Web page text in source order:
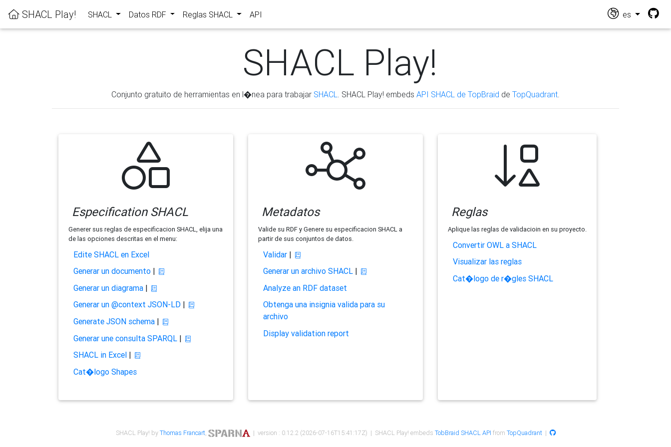
SHACL Play! SHACL Datos RDF Reglas SHACL API es
SHACL Play!
Conjunto gratuito de herramientas en l�nea para trabajar SHACL . SHACL Play! embeds API SHACL de TopBraid de TopQuadrant
Especification SHACL
Generer sus reglas de especificacion SHACL, elija una
de las opciones descritas en el menu:
Edite SHACL en Excel
Generar un documento|
Generar un diagrama|
Generar un @context JSON-LD|
Generate JSON schema|
Generar une consulta SPARQL|
SHACL in Excel|
Cat�logo Shapes
Metadatos
Valide su RDF y Genere su especificacion SHACL a
partir de sus conjuntos de datos.
Validar|
Generar un archivo SHACL|
Analyze an RDF dataset
Obtenga una insignia valida para su
archivo
Display validation report
Reglas
Aplique las reglas de validacioin en su proyecto.
Convertir OWL a SHACL
Visualizar las reglas
Cat�logo de r�gles SHACL
SHACL Play! byThomas Francart, | version : 0.12.2 (2026-07-16T15:41:17Z) | SHACL Play! embeds TobBraid SHACL API from TopQuadrant|